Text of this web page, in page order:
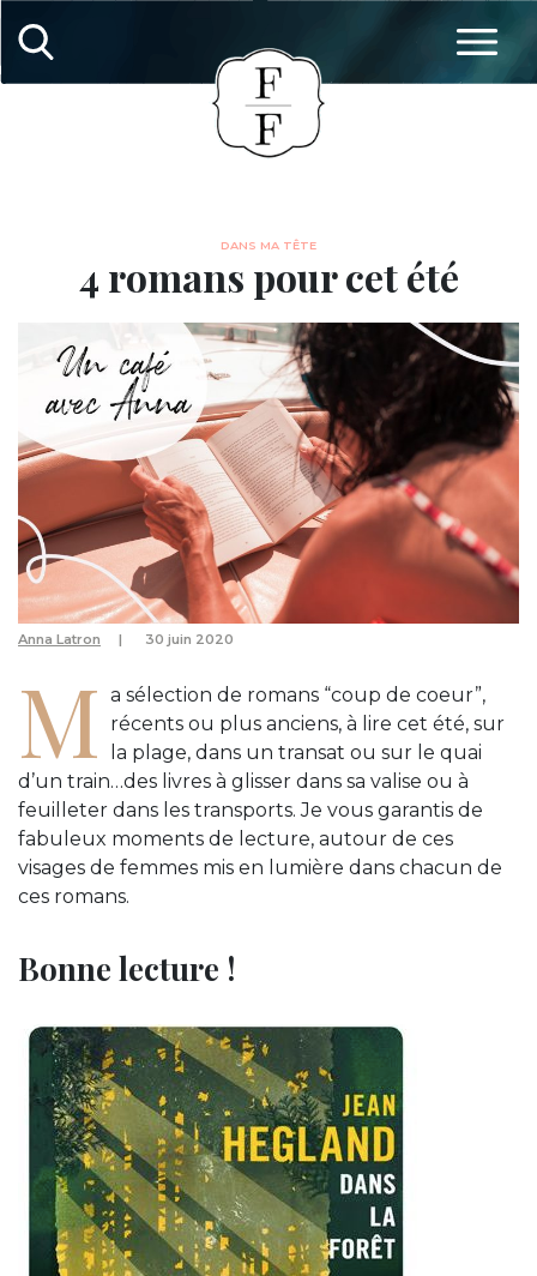
DANS MA TÊTE
4 romans pour cet été
Anna Latron 30 juin 2020
M a sélection de romans “coup de coeur”,
récents ou plus anciens, à lire cet été, sur
la plage, dans un transat ou sur le quai
d’un train…des livres à glisser dans sa valise ou à
feuilleter dans les transports. Je vous garantis de
fabuleux moments de lecture, autour de ces
visages de femmes mis en lumière dans chacun de
ces romans.
Bonne lecture !